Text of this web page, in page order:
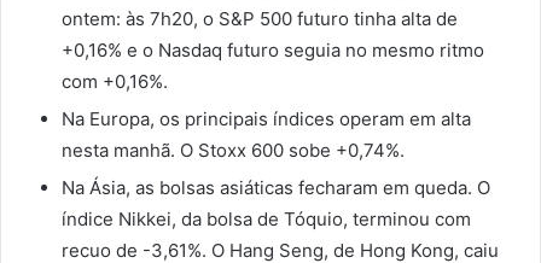
ontem: às 7h20, o S&P 500 futuro tinha alta de
+0,16% e o Nasdaq futuro seguia no mesmo ritmo
com +0,16%.
Na Europa, os principais índices operam em alta
nesta manhã. O Stoxx 600 sobe +0,74%.
Na Ásia, as bolsas asiáticas fecharam em queda. O
índice Nikkei, da bolsa de Tóquio, terminou com
recuo de -3,61%. O Hang Seng, de Hong Kong, caiu